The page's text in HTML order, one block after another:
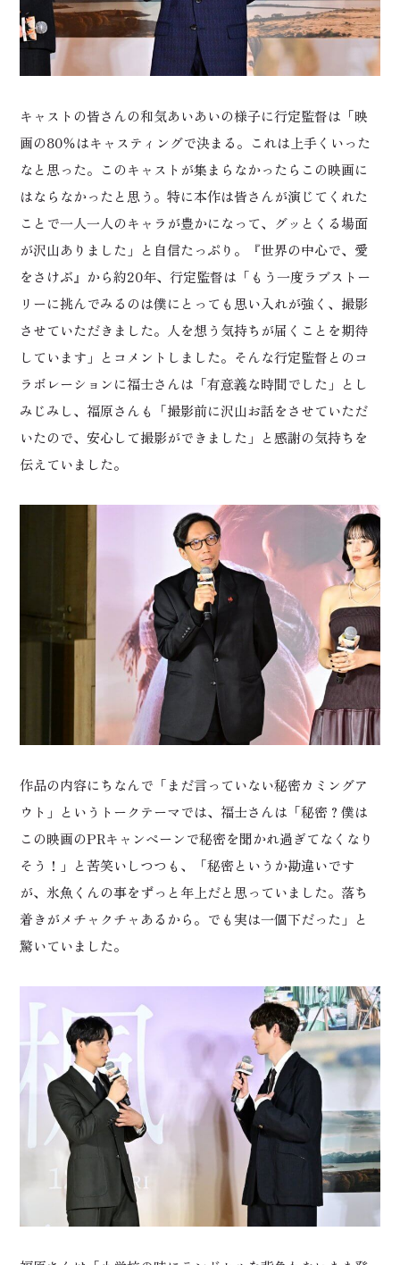
キャストの皆さんの和気あいあいの様子に行定監督は「映
画の80％はキャスティングで決まる。これは上手くいった
なと思った。このキャストが集まらなかったらこの映画に
はならなかったと思う。特に本作は皆さんが演じてくれた
ことで一人一人のキャラが豊かになって、グッとくる場面
が沢山ありました」と自信たっぷり。『世界の中心で、愛
をさけぶ』から約20年、行定監督は「もう一度ラブストー
リーに挑んでみるのは僕にとっても思い入れが強く、撮影
させていただきました。人を想う気持ちが届くことを期待
しています」とコメントしました。そんな行定監督とのコ
ラボレーションに福士さんは「有意義な時間でした」とし
みじみし、福原さんも「撮影前に沢山お話をさせていただ
いたので、安心して撮影ができました」と感謝の気持ちを
伝えていました。
作品の内容にちなんで「まだ言っていない秘密カミングア
ウト」というトークテーマでは、福士さんは「秘密？僕は
この映画のPRキャンペーンで秘密を聞かれ過ぎてなくなり
そう！」と苦笑いしつつも、「秘密というか勘違いです
が、氷魚くんの事をずっと年上だと思っていました。落ち
着きがメチャクチャあるから。でも実は一個下だった」と
驚いていました。